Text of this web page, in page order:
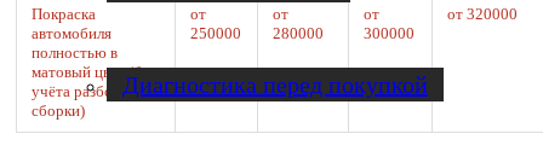
Диагностика перед покупкой
Покраска
автомобиля
полностью в
матовый цвет (без
учёта разборки/
сборки)
от
250000
от
280000
от
300000
от 320000